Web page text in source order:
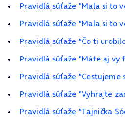
Pravidlá súťaže "Mala si to
Pravidlá súťaže "Mala si to
Pravidlá súťaže "Čo ti
Pravidlá súťaže "Máte aj vy
Pravidlá súťaže "Cestujeme
Pravidlá súťaže "Vyhrajte
Pravidlá súťaže "Tajnička